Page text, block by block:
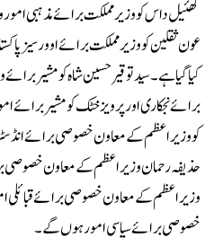
کھئیل داس کو وزیر مملکت برائے مذہبی امور
عون ثقلین کو وزیرمملکت برائے اوورسیز
کیا گیا ہے۔سید توقیر حسین شاہ کو مشیر
برائے نجکاری اور پرویز خٹک کو مشیر برائے
کو وزیراعظم کے معاون خصوصی برائے
حذیفہ رحمان وزیراعظم کے معاون خصوصی
وزیراعظم کے معاون خصوصی برائے قبائلی
خصوصی برائے سیاسی امور ہوں گے۔